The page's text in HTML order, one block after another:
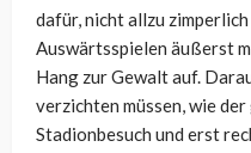
dafür, nicht allzu
Auswärtsspielen äußerst
Hang zur Gewalt auf.
verzichten müssen, wie
Stadionbesuch und erst